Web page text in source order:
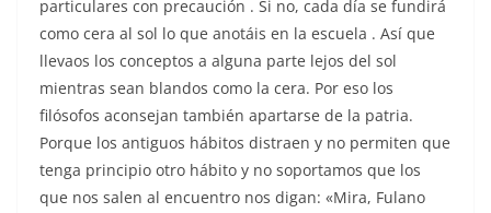
particulares con precaución . Si no, cada día se fundirá
como cera al sol lo que anotáis en la escuela . Así que
llevaos los conceptos a alguna parte lejos del sol
mientras sean blandos como la cera. Por eso los
filósofos aconsejan también apartarse de la patria.
Porque los antiguos hábitos distraen y no permiten que
tenga principio otro hábito y no soportamos que los
que nos salen al encuentro nos digan: «Mira, Fulano